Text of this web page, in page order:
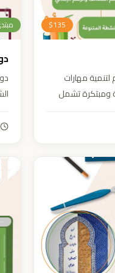
$135
مهارات
ومبتكرة تشمل
قدرات الطلاب